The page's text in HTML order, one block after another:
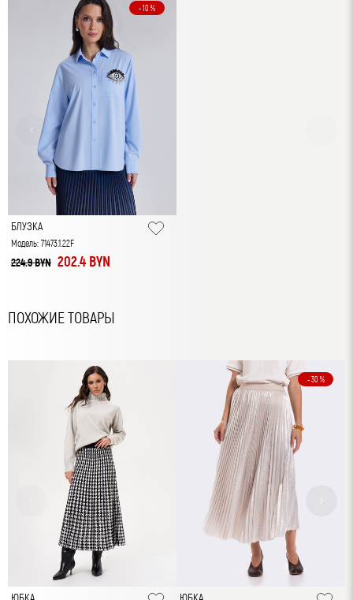
- 10 %
БЛУЗКА
Модель: 71473.1.22F
224.9 BYN 202.4 BYN
ПОХОЖИЕ ТОВАРЫ
ЮБКА
- 30 %
ЮБКА